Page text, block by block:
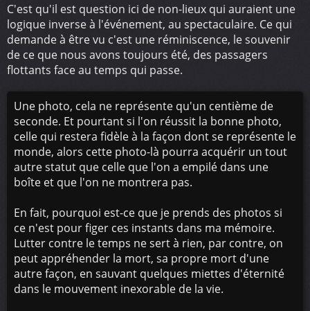
C'est qu'il est question ici de non-lieux qui auraient une
logique inverse à l'événement, au spectaculaire. Ce qui
demande à être vu c'est une réminiscence, le souvenir
de ce que nous avons toujours été, des passagers
flottants face au temps qui passe.
Une photo, cela ne représente qu'un centième de
seconde. Et pourtant si l'on réussit la bonne photo,
celle qui restera fidèle à la façon dont se représente le
monde, alors cette photo-là pourra acquérir un tout
autre statut que celle que l'on a empilé dans une
boîte et que l'on ne montrera pas.
En fait, pourquoi est-ce que je prends des photos si
ce n'est pour figer ces instants dans ma mémoire.
Lutter contre le temps ne sert à rien, par contre, on
peut appréhender la mort, sa propre mort d'une
autre façon, en sauvant quelques miettes d'éternité
dans le mouvement inexorable de la vie.